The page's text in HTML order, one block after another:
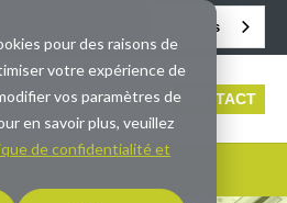
pour des raisons de
votre expérience de
vos paramètres de
en savoir plus, veuillez
de confidentialité et
Français
CONTACT